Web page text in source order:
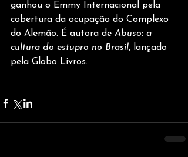
ganhou o Emmy Internacional pela
cobertura da ocupação do Complexo
do Alemão. É autora de Abuso: a
cultura do estupro no Brasil, lançado
pela Globo Livros.